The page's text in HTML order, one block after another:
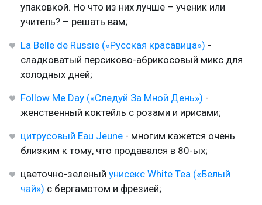
упаковкой. Но что из них лучше – ученик или
учитель? – решать вам;
La Belle de Russie («Русская красавица») -
сладковатый персиково-абрикосовый микс для
холодных дней;
Follow Me Day («Следуй За Мной День») -
женственный коктейль с розами и ирисами;
цитрусовый Eau Jeune - многим кажется очень
близким к тому, что продавался в 80-ых;
цветочно-зеленый унисекс White Tea («Белый
чай») с бергамотом и фрезией;